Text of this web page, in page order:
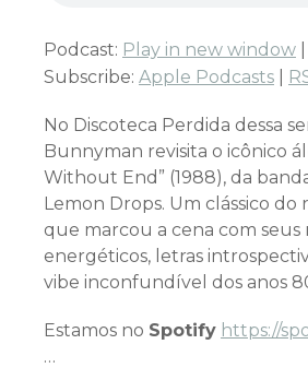
Podcast: Play in new window
Subscribe: Apple Podcasts
No Discoteca Perdida dessa
Bunnyman revisita o icônico
Without End” (1988), da
Lemon Drops. Um clássico
que marcou a cena com seus
energéticos, letras
vibe inconfundível dos anos
Estamos no Spotify https://
…